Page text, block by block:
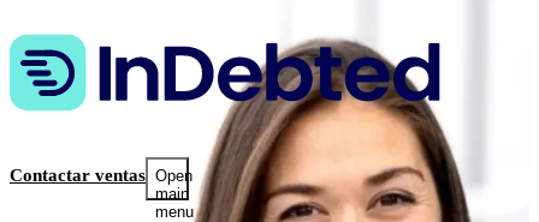
Contactar ventas Open
main
menu